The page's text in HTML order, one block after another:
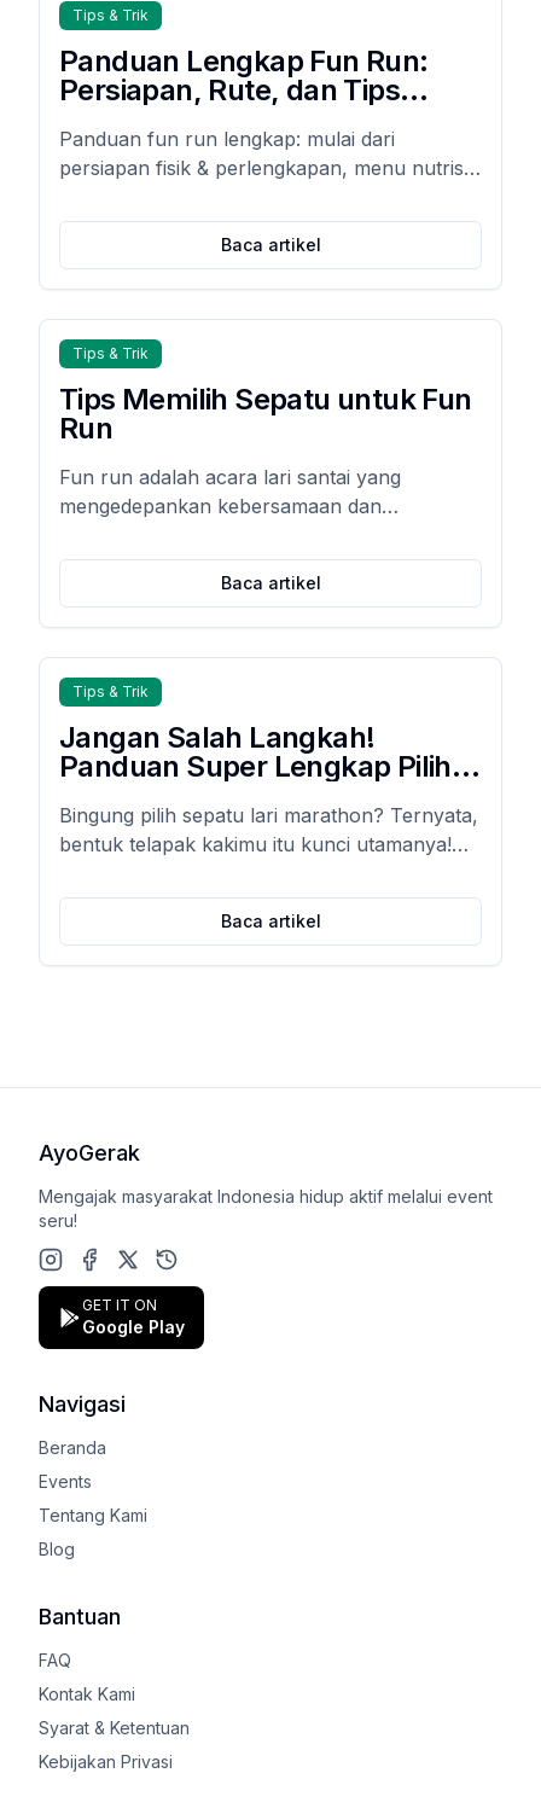
Tips & Trik
Panduan Lengkap Fun Run:
Persiapan, Rute, dan Tips
Panduan fun run lengkap: mulai dari
persiapan fisik & perlengkapan, menu nutrisi
cedera agar lari Anda aman, optimal, dan
Baca artikel
Tips & Trik
Tips Memilih Sepatu untuk Fun
Run
Fun run adalah acara lari santai yang
mengedepankan kebersamaan dan
Namun, tanpa tips memilih sepatu fun run
yang tepat, kaki mudah pegal, lecet, bahkan
cedera.
Baca artikel
Tips & Trik
Jangan Salah Langkah!
Panduan Super Lengkap Pilih
Jenis Telapak Kaki (Auto
Ngebut & Bebas Cedera!)
Bingung pilih sepatu lari marathon? Ternyata,
bentuk telapak kakimu itu kunci utamanya!
sepatu yang pas biar lari makin nyaman,
ngebut, dan bebas cedera.
Baca artikel
AyoGerak
Mengajak masyarakat Indonesia hidup aktif melalui event
seru!
Instagram
Facebook
X (Twitter)
Google Play Store
GET IT ON
Google Play
Navigasi
Beranda
Events
Tentang Kami
Blog
Bantuan
FAQ
Kontak Kami
Syarat & Ketentuan
Kebijakan Privasi